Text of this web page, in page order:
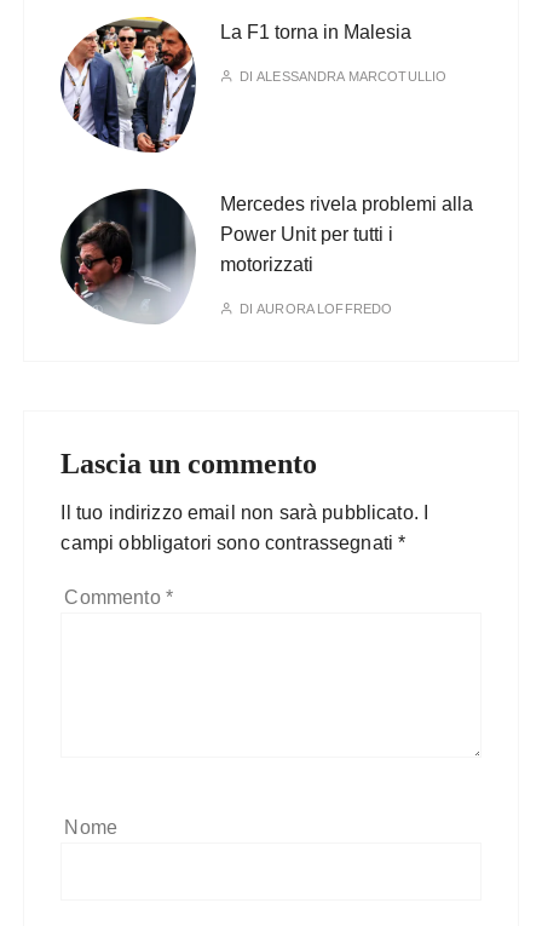
La F1 torna in Malesia
DIALESSANDRA MARCOTULLIO
Mercedes rivela problemi alla
Power Unit per tutti i
motorizzati
DIAURORA LOFFREDO
Lascia un commento
Il tuo indirizzo email non sarà pubblicato.
campi obbligatori sono contrassegnati*
Commento *
Nome